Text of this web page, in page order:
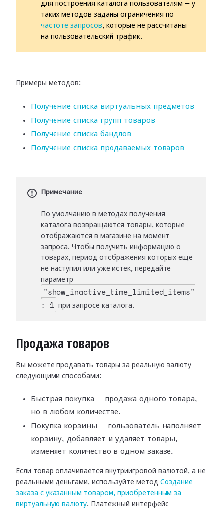
для построения каталога пользователям — у
таких методов заданы ограничения по
частоте запросов, которые не рассчитаны
на пользовательский трафик.
Примеры методов:
Получение списка виртуальных предметов
Получение списка групп товаров
Получение списка бандлов
Получение списка продаваемых товаров
Примечание
По умолчанию в методах получения
каталога возвращаются товары, которые
отображаются в магазине на момент
запроса. Чтобы получить информацию о
товарах, период отображения которых еще
не наступил или уже истек, передайте
параметр
"show_inactive_time_limited_items"
: 1
при запросе каталога.
Продажа товаров
Вы можете продавать товары за реальную валюту
следующими способами:
Быстрая покупка — продажа одного товара,
но в любом количестве.
Покупка корзины — пользователь наполняет
корзину, добавляет и удаляет товары,
изменяет количество в одном заказе.
Если товар оплачивается внутриигровой валютой, а не
реальными деньгами, используйте метод Создание
заказа с указанным товаром, приобретенным за
виртуальную валюту. Платежный интерфейс